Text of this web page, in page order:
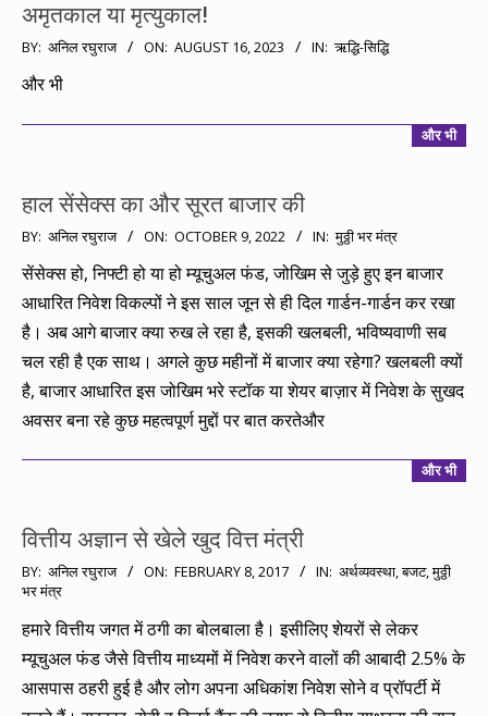
अमृतकाल या मृत्युकाल!
2023-
08-
BY: अनिल रघुराज ON: AUGUST 16, 2023 IN: ऋद्धि-सिद्धि
और भी
और भी
हाल सेंसेक्स का और सूरत बाजार की
2022-
10-
BY: अनिल रघुराज ON: OCTOBER 9, 2022 IN: मुठ्ठी भर मंत्र
सेंसेक्स हो, निफ्टी हो या हो म्यूचुअल फंड, जोखिम से जुड़े हुए इन बाजार
आधारित निवेश विकल्पों ने इस साल जून से ही दिल गार्डन-गार्डन कर रखा
है। अब आगे बाजार क्या रुख ले रहा है, इसकी खलबली, भविष्यवाणी सब
चल रही है एक साथ। अगले कुछ महीनों में बाजार क्या रहेगा? खलबली क्यों
है, बाजार आधारित इस जोखिम भरे स्टॉक या शेयर बाज़ार में निवेश के सुखद
अवसर बना रहे कुछ महत्वपूर्ण मुद्दों पर बात करतेऔर
और भी
वित्तीय अज्ञान से खेले खुद वित्त मंत्री
2017-
02-
08
BY: अनिल रघुराज ON: FEBRUARY 8, 2017 IN: अर्थव्यवस्था,बजट,मुठ्ठी
भर मंत्र
हमारे वित्तीय जगत में ठगी का बोलबाला है। इसीलिए शेयरों से लेकर
म्यूचुअल फंड जैसे वित्तीय माध्यमों में निवेश करने वालों की आबादी 2.5% के
आसपास ठहरी हुई है और लोग अपना अधिकांश निवेश सोने व प्रॉपर्टी में